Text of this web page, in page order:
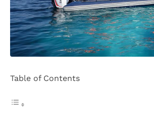
Table of Contents